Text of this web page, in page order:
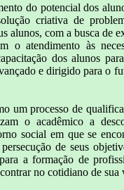
do potencial dos
criativa de
alunos, com a busca de
o atendimento às
dos alunos
e dirigido para o
um processo de
o acadêmico a
social em que se
de seus
a formação de
no cotidiano de